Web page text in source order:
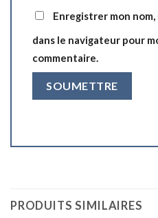
Enregistrer mon
dans le navigateur pour
commentaire.
PRODUITS SIMILAIRES